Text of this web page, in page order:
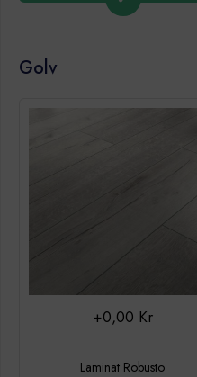
Golv
Laminat Robusto
+0,00 Kr